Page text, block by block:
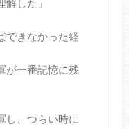
した」
できなかった経
が一番記憶に残
し、つらい時に